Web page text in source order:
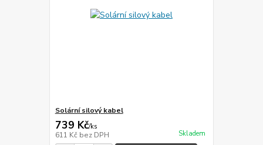
Solární silový kabel
739 Kč/ks
611 Kč bez DPH Skladem